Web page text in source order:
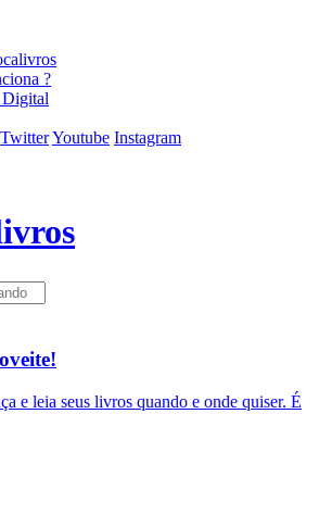
?
TwitterYoutube Instagram
e leia seus livros quando e onde quiser. É